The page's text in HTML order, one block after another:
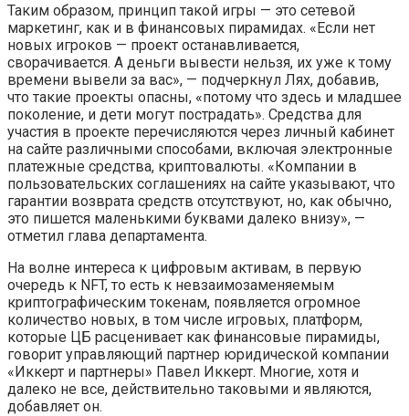
Таким образом, принцип такой игры — это сетевой
маркетинг, как и в финансовых пирамидах. «Если нет
новых игроков — проект останавливается,
сворачивается. А деньги вывести нельзя, их уже к тому
времени вывели за вас», — подчеркнул Лях, добавив,
что такие проекты опасны, «потому что здесь и младшее
поколение, и дети могут пострадать». Средства для
участия в проекте перечисляются через личный кабинет
на сайте различными способами, включая электронные
платежные средства, криптовалюты. «Компании в
пользовательских соглашениях на сайте указывают, что
гарантии возврата средств отсутствуют, но, как обычно,
это пишется маленькими буквами далеко внизу», —
отметил глава департамента.
На волне интереса к цифровым активам, в первую
очередь к NFT, то есть к невзаимозаменяемым
криптографическим токенам, появляется огромное
количество новых, в том числе игровых, платформ,
которые ЦБ расценивает как финансовые пирамиды,
говорит управляющий партнер юридической компании
«Иккерт и партнеры» Павел Иккерт. Многие, хотя и
далеко не все, действительно таковыми и являются,
добавляет он.